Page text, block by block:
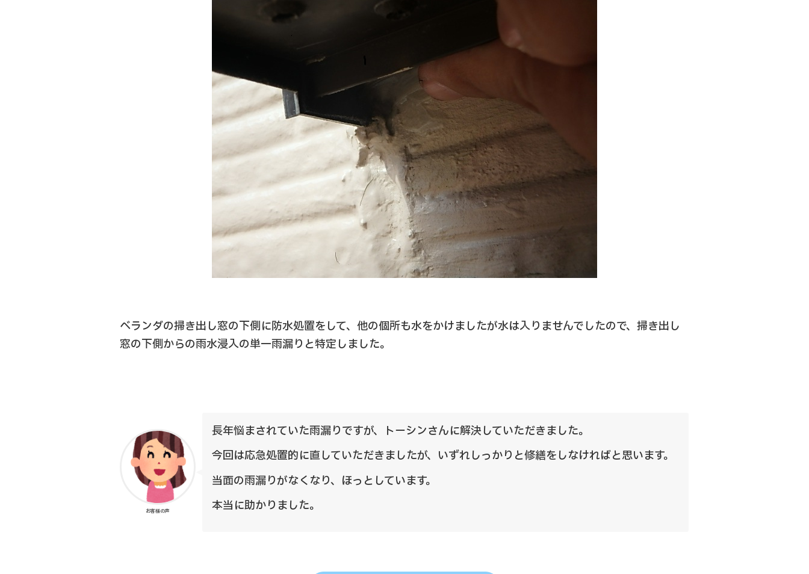
ベランダの掃き出し窓の下側に防水処置をして、他の個所も水をかけましたが水は入りませんでしたので、掃き出し
窓の下側からの雨水浸入の単一雨漏りと特定しました。
お客様の声
長年悩まされていた雨漏りですが、トーシンさんに解決していただきました。
今回は応急処置的に直していただきましたが、いずれしっかりと修繕をしなければと思います。
当面の雨漏りがなくなり、ほっとしています。
本当に助かりました。